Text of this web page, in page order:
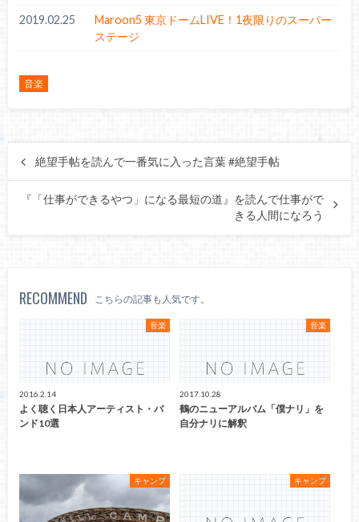
2019.02.25
Maroon5 東京ドームLIVE！1夜限りのスーパー
ステージ
音楽
絶望手帖を読んで一番気に入った言葉 #絶望手帖
『「仕事ができるやつ」になる最短の道』を読んで仕事がで
きる人間になろう
RECOMMEND こちらの記事も人気です。
音楽
2016.2.14
よく聴く日本人アーティスト・バ
ンド10選
音楽
2017.10.28
鶴のニューアルバム「僕ナリ」を
自分ナリに解釈
キャンプ キャンプ